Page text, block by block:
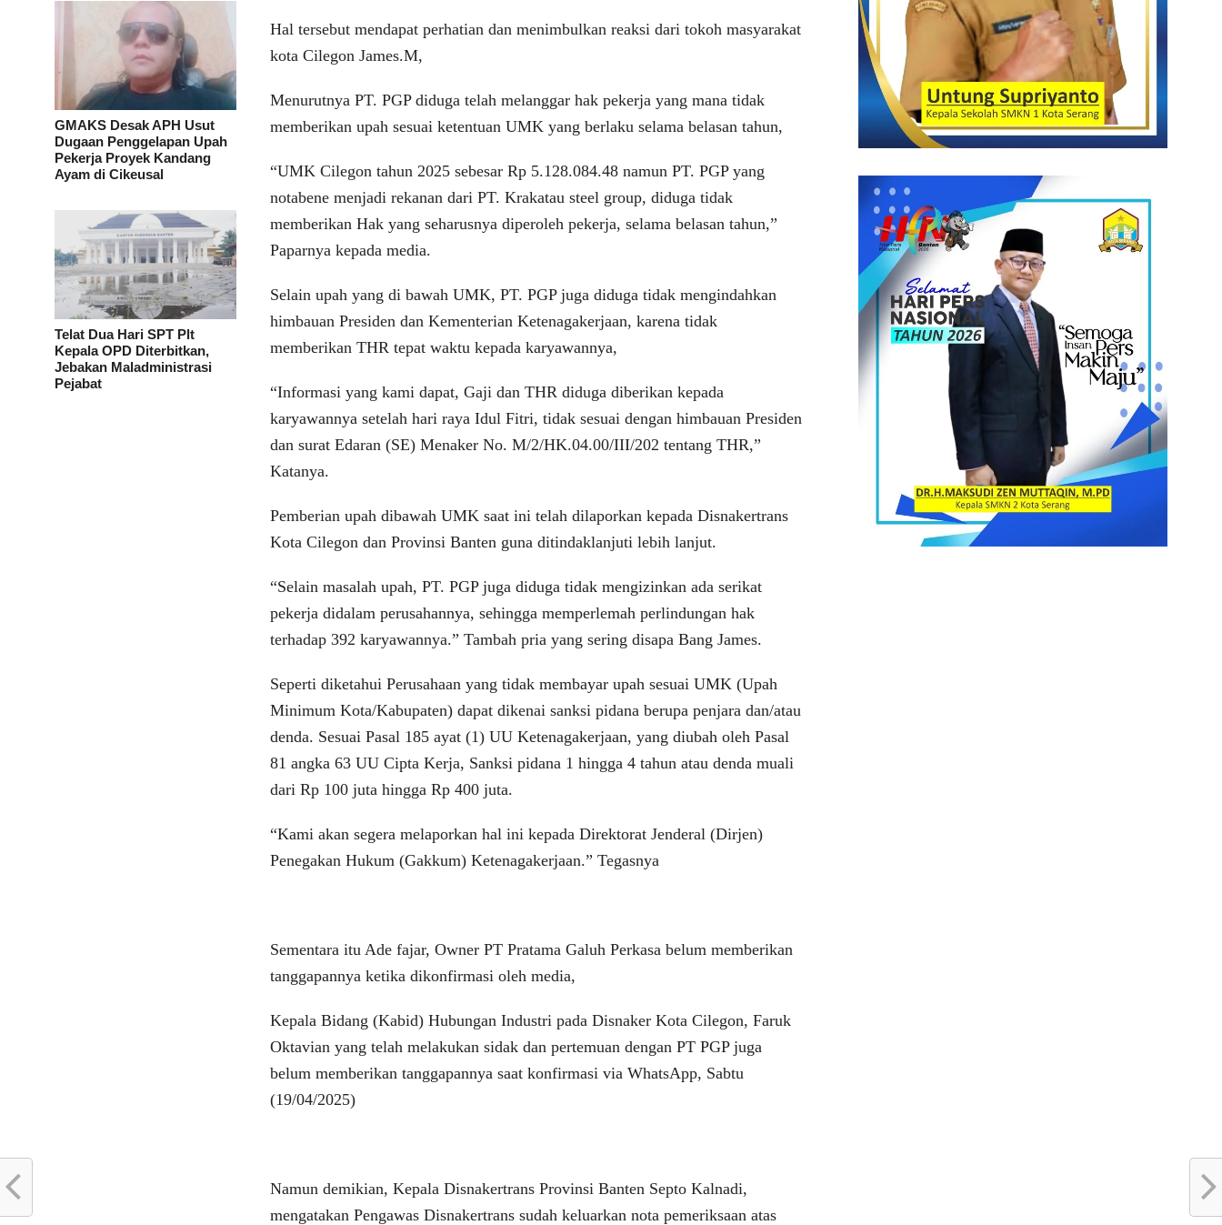
GMAKS Desak APH Usut
Dugaan Penggelapan Upah
Pekerja Proyek Kandang
Ayam di Cikeusal
Telat Dua Hari SPT Plt
Kepala OPD Diterbitkan,
Jebakan Maladministrasi
Pejabat
Hal tersebut mendapat perhatian dan menimbulkan reaksi dari tokoh masyarakat
kota Cilegon James.M,
Menurutnya PT. PGP diduga telah melanggar hak pekerja yang mana tidak
memberikan upah sesuai ketentuan UMK yang berlaku selama belasan tahun,
“UMK Cilegon tahun 2025 sebesar Rp 5.128.084.48 namun PT. PGP yang
notabene menjadi rekanan dari PT. Krakatau steel group, diduga tidak
memberikan Hak yang seharusnya diperoleh pekerja, selama belasan tahun,”
Paparnya kepada media.
Selain upah yang di bawah UMK, PT. PGP juga diduga tidak mengindahkan
himbauan Presiden dan Kementerian Ketenagakerjaan, karena tidak
memberikan THR tepat waktu kepada karyawannya,
“Informasi yang kami dapat, Gaji dan THR diduga diberikan kepada
karyawannya setelah hari raya Idul Fitri, tidak sesuai dengan himbauan Presiden
dan surat Edaran (SE) Menaker No. M/2/HK.04.00/III/202 tentang THR,”
Katanya.
Pemberian upah dibawah UMK saat ini telah dilaporkan kepada Disnakertrans
Kota Cilegon dan Provinsi Banten guna ditindaklanjuti lebih lanjut.
“Selain masalah upah, PT. PGP juga diduga tidak mengizinkan ada serikat
pekerja didalam perusahannya, sehingga memperlemah perlindungan hak
terhadap 392 karyawannya.” Tambah pria yang sering disapa Bang James.
Seperti diketahui Perusahaan yang tidak membayar upah sesuai UMK (Upah
Minimum Kota/Kabupaten) dapat dikenai sanksi pidana berupa penjara dan/atau
denda. Sesuai Pasal 185 ayat (1) UU Ketenagakerjaan, yang diubah oleh Pasal
81 angka 63 UU Cipta Kerja, Sanksi pidana 1 hingga 4 tahun atau denda muali
dari Rp 100 juta hingga Rp 400 juta.
“Kami akan segera melaporkan hal ini kepada Direktorat Jenderal (Dirjen)
Penegakan Hukum (Gakkum) Ketenagakerjaan.” Tegasnya
Sementara itu Ade fajar, Owner PT Pratama Galuh Perkasa belum memberikan
tanggapannya ketika dikonfirmasi oleh media,
Kepala Bidang (Kabid) Hubungan Industri pada Disnaker Kota Cilegon, Faruk
Oktavian yang telah melakukan sidak dan pertemuan dengan PT PGP juga
belum memberikan tanggapannya saat konfirmasi via WhatsApp, Sabtu
(19/04/2025)
Namun demikian, Kepala Disnakertrans Provinsi Banten Septo Kalnadi,
mengatakan Pengawas Disnakertrans sudah keluarkan nota pemeriksaan atas